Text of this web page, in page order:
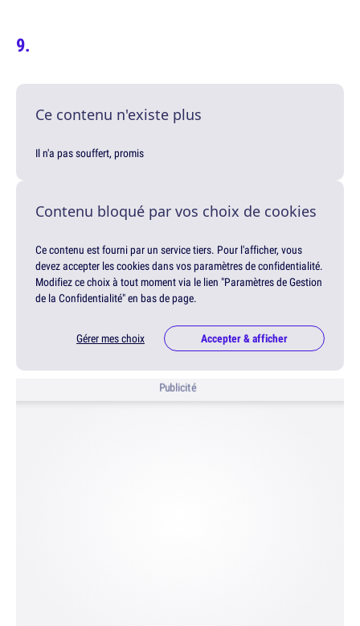
Ce contenu n'existe plus
Il n'a pas souffert, promis
Contenu bloqué par vos choix de cookies
Ce contenu est fourni par un service tiers. Pour l'afficher, vous
devez accepter les cookies dans vos paramètres de confidentialité.
Modifiez ce choix à tout moment via le lien "Paramètres de Gestion
de la Confidentialité" en bas de page.
Gérer mes choix Accepter & afficher
Publicité